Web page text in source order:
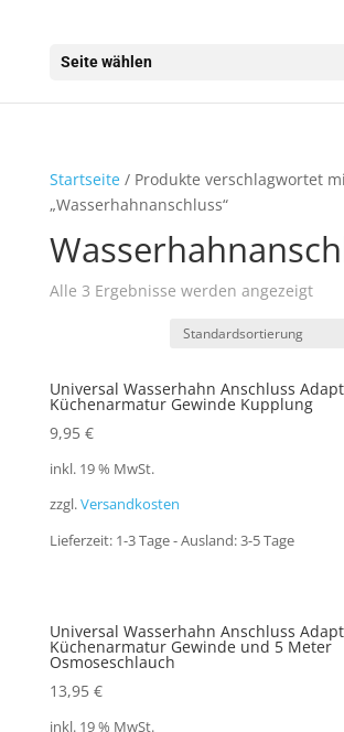
Seite wählen
Startseite/ Produkte verschlagwortet
„Wasserhahnanschluss“
Alle 3 Ergebnisse werden angezeigt
Universal Wasserhahn Anschluss
Küchenarmatur Gewinde Kupplung
9,95 €
inkl. 19 % MwSt.
zzgl.Versandkosten
Lieferzeit: 1-3 Tage - Ausland: 3-5 Tage
Universal Wasserhahn Anschluss
Küchenarmatur Gewinde und 5 Meter
Osmoseschlauch
13,95 €
inkl. 19 % MwSt.